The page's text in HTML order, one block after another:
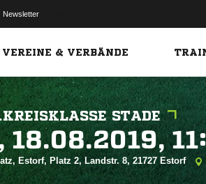
Newsletter
VEREINE & VERBÄNDE
STADE

Estorf, Platz 2, Landstr. 8, 21727 Estorf